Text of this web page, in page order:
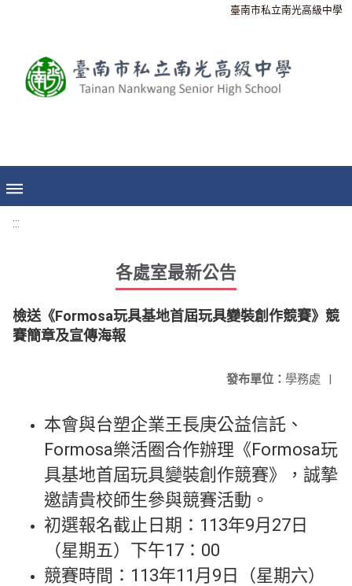
臺南市私立南光高級中學
:::
各處室最新公告
檢送《Formosa玩具基地首屆玩具變裝創作競賽》競
賽簡章及宣傳海報
發布單位： 學務處 |
本會與台塑企業王長庚公益信託、
Formosa樂活圈合作辦理《Formosa玩
具基地首屆玩具變裝創作競賽》，誠摯
邀請貴校師生參與競賽活動。
初選報名截止日期：113年9月27日
（星期五）下午17：00
競賽時間：113年11月9日（星期六）